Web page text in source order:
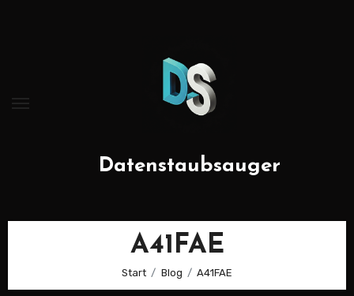
Datenstaubsauger
A41FAE
Start Blog A41FAE